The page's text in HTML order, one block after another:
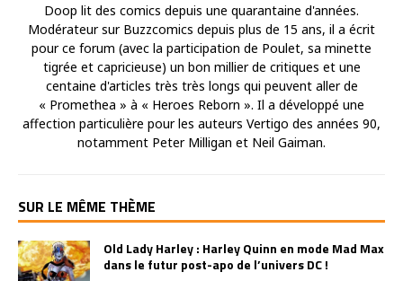
Doop lit des comics depuis une quarantaine d'années.
Modérateur sur Buzzcomics depuis plus de 15 ans, il a écrit
pour ce forum (avec la participation de Poulet, sa minette
tigrée et capricieuse) un bon millier de critiques et une
centaine d'articles très très longs qui peuvent aller de
« Promethea » à « Heroes Reborn ». Il a développé une
affection particulière pour les auteurs Vertigo des années 90,
notamment Peter Milligan et Neil Gaiman.
SUR LE MÊME THÈME
Old Lady Harley : Harley Quinn en mode Mad Max
dans le futur post-apo de l’univers DC !